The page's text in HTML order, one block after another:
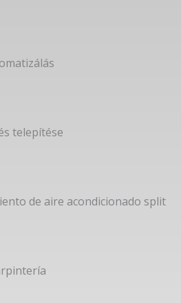
telepítése
de aire acondicionado split